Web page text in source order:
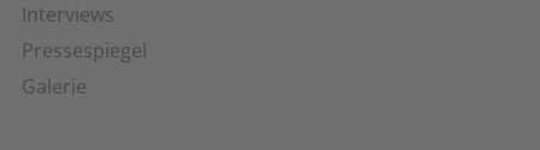
Interviews
Pressespiegel
Galerie